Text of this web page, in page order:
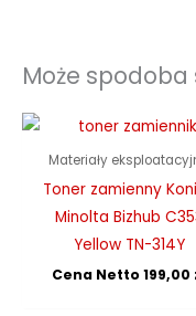
Może spodoba
Materiały
Toner zamienny
Minolta Bizhub
Yellow TN-314Y
Cena Netto199,00